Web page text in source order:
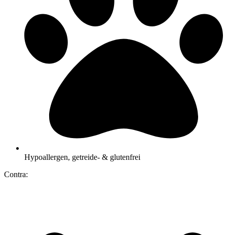
Hypoallergen, getreide- & glutenfrei
Contra: